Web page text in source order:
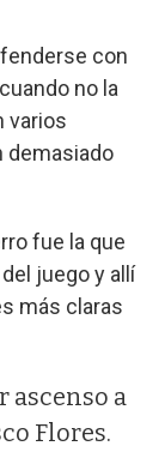
con
no la
varios
demasiado
fue la que
juego y allí
más claras